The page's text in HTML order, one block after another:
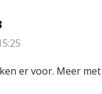
er voor. Meer